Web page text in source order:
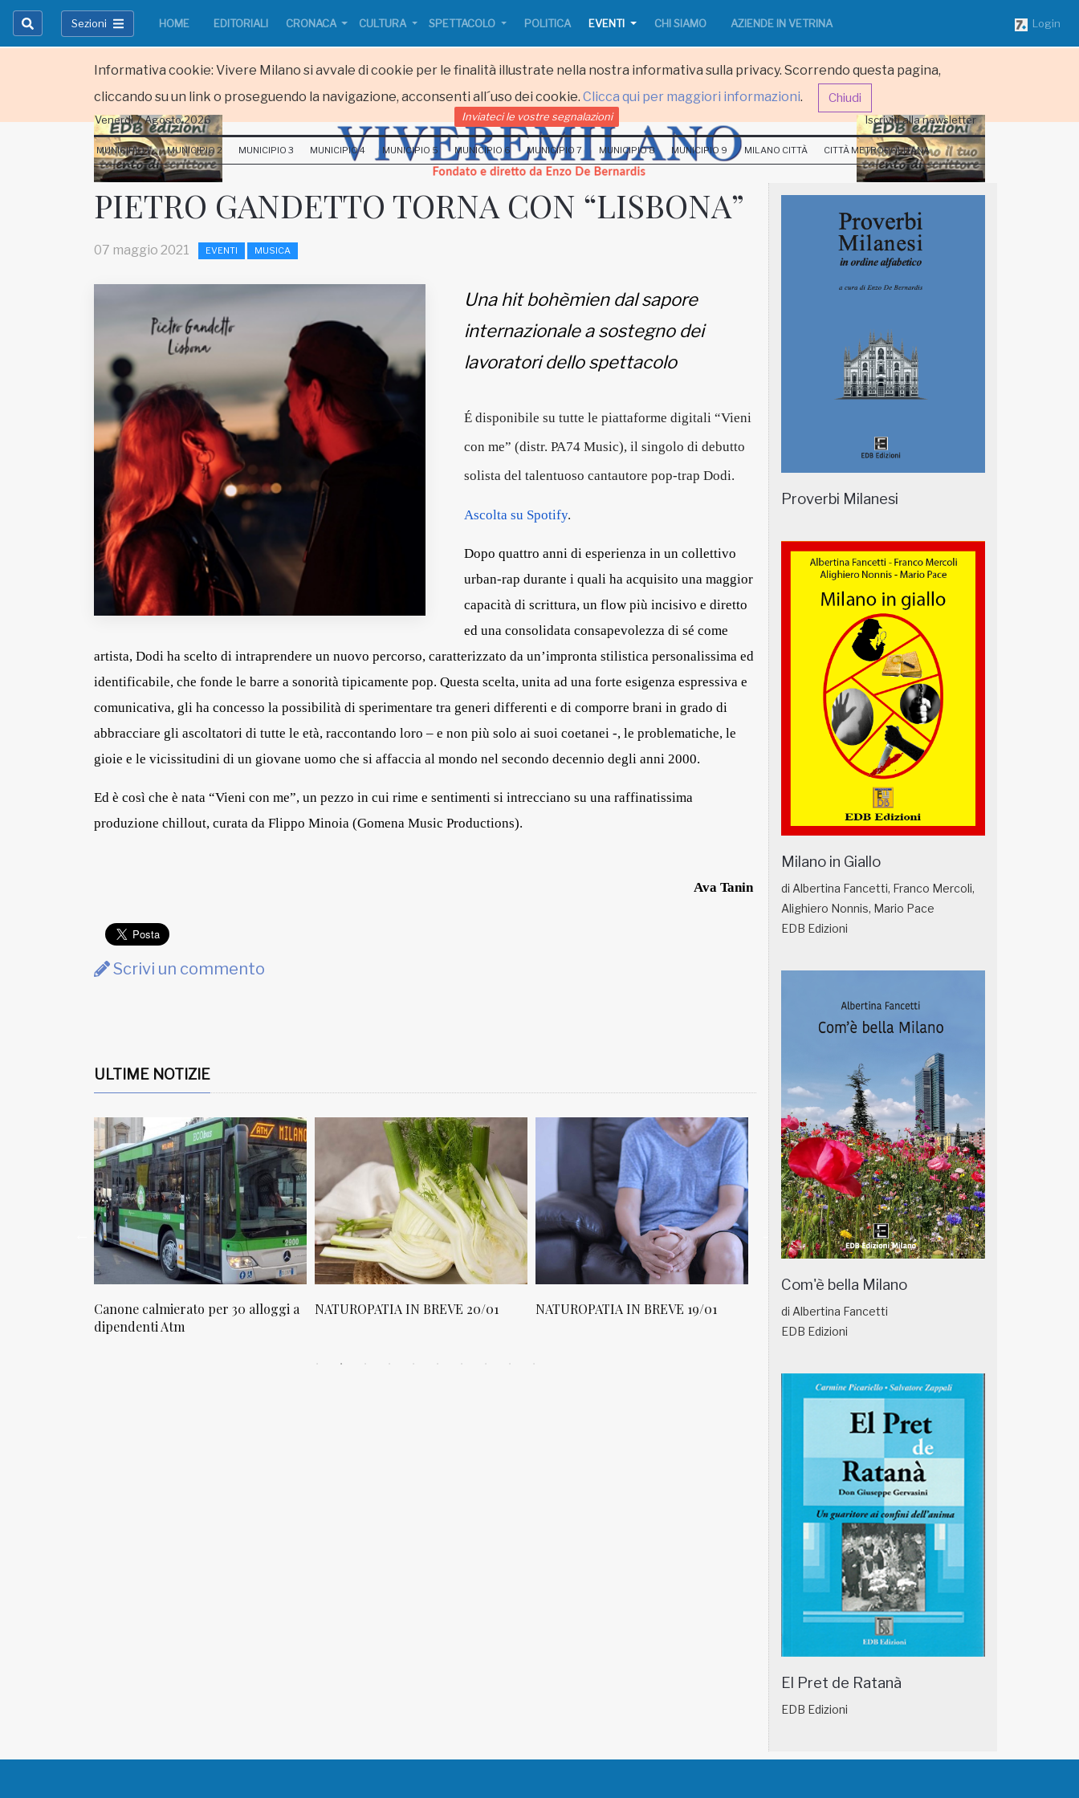
Informativa cookie: Vivere Milano si avvale di cookie per le finalità illustrate nella nostra informativa sulla privacy. Scorrendo questa pagina,
cliccando su un link o proseguendo la navigazione, acconsenti all´uso dei cookie. Clicca qui per maggiori informazioni. Chiudi
Sezioni HOME EDITORIALI CRONACA CULTURA SPETTACOLO POLITICA EVENTI CHI SIAMO AZIENDE IN VETRINA Login
Inviateci le vostre segnalazioni
Fondato e diretto da Enzo De
EDB edizioni - Via Brivio angolo C.
Imbonati, 89 20159 Milano (Italia)
Informativa sulla privacy
Venerdi 7 Agosto 2026 Inviateci le vostre segnalazioni Iscriviti alla newsletter
MUNICIPIO 1 MUNICIPIO 2 MUNICIPIO 3 MUNICIPIO 4 MUNICIPIO 5 MUNICIPIO 6 MUNICIPIO 7 MUNICIPIO 8 MUNICIPIO 9 MILANO CITTÀ CITTÀ METROPOLITANA
PIETRO GANDETTO TORNA CON “LISBONA”
07 maggio 2021 EVENTI MUSICA
Una hit bohèmien dal sapore
internazionale a sostegno dei
lavoratori dello spettacolo
É disponibile su tutte le piattaforme digitali “Vieni
con me” (distr. PA74 Music), il singolo di debutto
solista del talentuoso cantautore pop-trap Dodi.
Ascolta su Spotify.
Dopo quattro anni di esperienza in un collettivo
urban-rap durante i quali ha acquisito una maggior
capacità di scrittura, un flow più incisivo e diretto
ed una consolidata consapevolezza di sé come
artista, Dodi ha scelto di intraprendere un nuovo percorso, caratterizzato da un’impronta stilistica personalissima ed
identificabile, che fonde le barre a sonorità tipicamente pop. Questa scelta, unita ad una forte esigenza espressiva e
comunicativa, gli ha concesso la possibilità di sperimentare tra generi differenti e di comporre brani in grado di
abbracciare gli ascoltatori di tutte le età, raccontando loro – e non più solo ai suoi coetanei -, le problematiche, le
gioie e le vicissitudini di un giovane uomo che si affaccia al mondo nel secondo decennio degli anni 2000.
Ed è così che è nata “Vieni con me”, un pezzo in cui rime e sentimenti si intrecciano su una raffinatissima
produzione chillout, curata da Flippo Minoia (Gomena Music Productions).
Ava Tanin
Scrivi un commento
ULTIME NOTIZIE
Canone calmierato per 30 alloggi a
dipendenti Atm
NATUROPATIA IN BREVE 20/01 NATUROPATIA IN BREVE 19/01 NATUROPATIA IN BREVE 18/01
Proverbi Milanesi
Milano in Giallo
di Albertina Fancetti, Franco Mercoli,
Alighiero Nonnis, Mario Pace
EDB Edizioni
Com'è bella Milano
di Albertina Fancetti
EDB Edizioni
El Pret de Ratanà
EDB Edizioni